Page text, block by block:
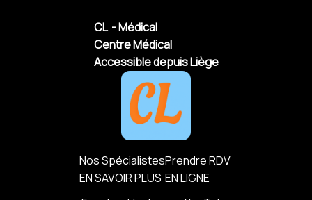
CL - Médical
Centre Médical
Accessible depuis Liège
Nos Spécialistes
EN SAVOIR PLUS
Prendre RDV
EN LIGNE